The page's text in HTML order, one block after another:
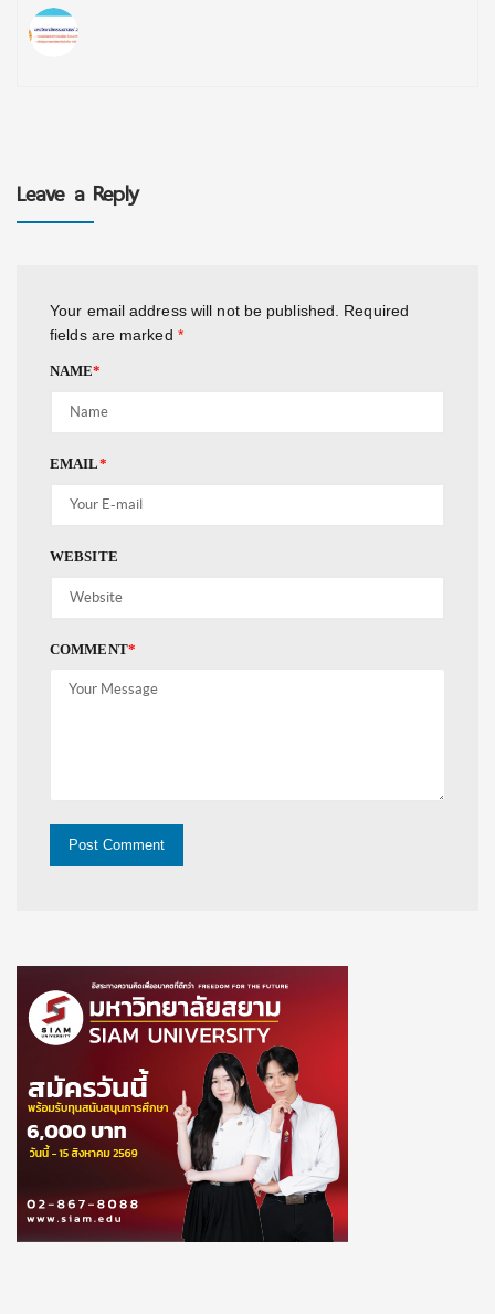
Leave a Reply
Your email address will not be published.
Required
fields are marked *
NAME*
EMAIL*
WEBSITE
COMMENT*